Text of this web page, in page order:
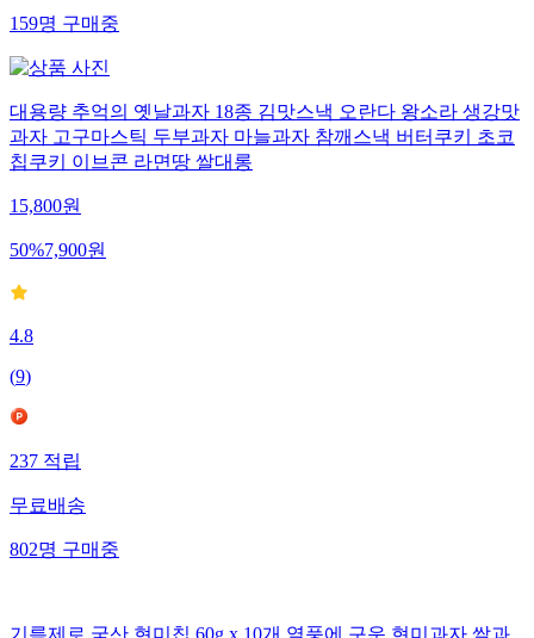
159명구매중
대용량 추억의 옛날과자 18종 김맛스낵 오란다 왕소라 생강맛
과자 고구마스틱 두부과자 마늘과자 참깨스낵 버터쿠키 초코
칩쿠키 이브콘 라면땅 쌀대롱
15,800원
50%7,900원
4.8
(9)
237적립
무료배송
802명구매중